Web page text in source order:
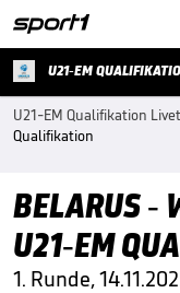
U21-EM
U21-EM Qualifikation
Qualifikation
BELARUS -
U21-EM
1. Runde,